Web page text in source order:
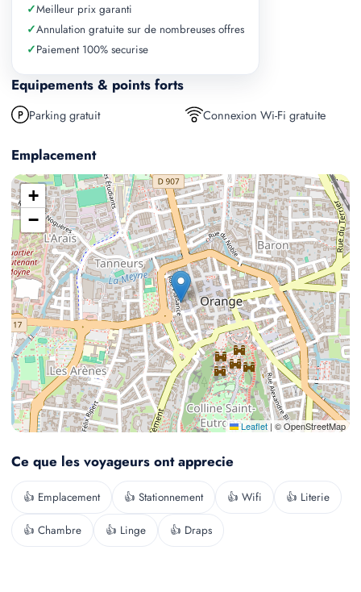
Equipements & points forts
Parking gratuit Connexion Wi-Fi gratuite
Emplacement
+
−
Leaflet | © OpenStreetMap
Ce que les voyageurs ont apprecie
👍 Emplacement 👍 Stationnement 👍 Wifi 👍 Literie
👍 Chambre 👍 Linge 👍 Draps
✓Meilleur prix garanti
✓Annulation gratuite sur de nombreuses offres
✓Paiement 100% securise